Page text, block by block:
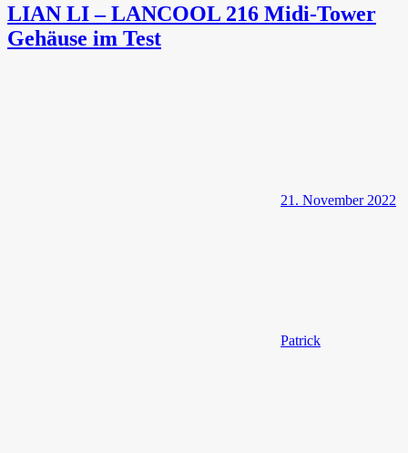
LIAN LI – LANCOOL 216 Midi-Tower
Gehäuse im Test
21. November 2022
Patrick